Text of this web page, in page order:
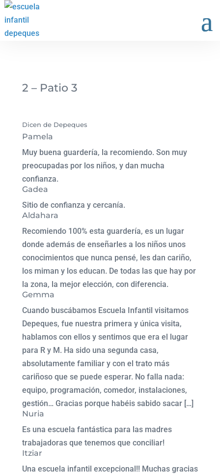
2 – Patio 3
Dicen de Depeques
Pamela
Muy buena guardería, la recomiendo. Son muy
preocupadas por los niños, y dan mucha
confianza.
Gadea
Sitio de confianza y cercanía.
Aldahara
Recomiendo 100% esta guardería, es un lugar
donde además de enseñarles a los niños unos
conocimientos que nunca pensé, les dan cariño,
los miman y los educan. De todas las que hay por
la zona, la mejor elección, con diferencia.
Gemma
Cuando buscábamos Escuela Infantil visitamos
Depeques, fue nuestra primera y única visita,
hablamos con ellos y sentimos que era el lugar
para R y M. Ha sido una segunda casa,
absolutamente familiar y con el trato más
cariñoso que se puede esperar. No falla nada:
equipo, programación, comedor, instalaciones,
gestión… Gracias porque habéis sabido sacar […]
Nuria
Es una escuela fantástica para las madres
trabajadoras que tenemos que conciliar!
Itziar
Una escuela infantil excepcional!! Muchas gracias